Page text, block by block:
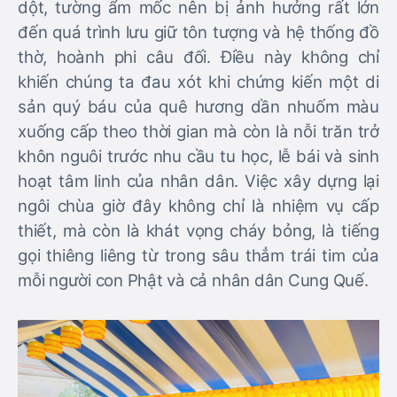
dột, tường ẩm mốc nên bị ảnh hưởng rất lớn
đến quá trình lưu giữ tôn tượng và hệ thống đồ
thờ, hoành phi câu đối. Điều này không chỉ
khiến chúng ta đau xót khi chứng kiến một di
sản quý báu của quê hương dần nhuốm màu
xuống cấp theo thời gian mà còn là nỗi trăn trở
khôn nguôi trước nhu cầu tu học, lễ bái và sinh
hoạt tâm linh của nhân dân. Việc xây dựng lại
ngôi chùa giờ đây không chỉ là nhiệm vụ cấp
thiết, mà còn là khát vọng cháy bỏng, là tiếng
gọi thiêng liêng từ trong sâu thẳm trái tim của
mỗi người con Phật và cả nhân dân Cung Quế.